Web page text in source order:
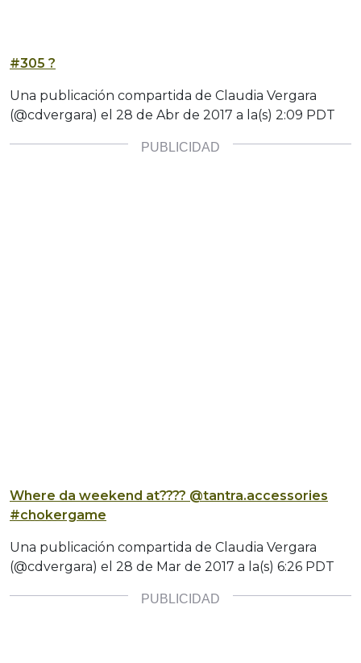
#305 ?
Una publicación compartida de Claudia Vergara
(@cdvergara) el 28 de Abr de 2017 a la(s) 2:09 PDT
Where da weekend at???? @tantra.accessories
#chokergame
Una publicación compartida de Claudia Vergara
(@cdvergara) el 28 de Mar de 2017 a la(s) 6:26 PDT